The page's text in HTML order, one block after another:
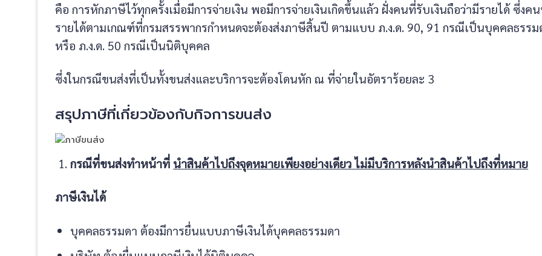
คือ การหักภาษีไว้ทุกครั้งเมื่อมีการจ่ายเงิน พอมีการจ่ายเงินเกิดขึ้นแล้ว ฝั่งคนที่รับเงินถือว่ามีรายได้ ซึ่งค
รายได้ตามเกณฑ์ที่กรมสรรพากรกำหนดจะต้องส่งภาษีสิ้นปี ตามแบบ ภ.ง.ด. 90, 91 กรณีเป็นบุคคลธรรม
หรือ ภ.ง.ด. 50 กรณีเป็นนิติบุคคล
ซึ่งในกรณีขนส่งที่เป็นทั้งขนส่งและบริการจะต้องโดนหัก ณ ที่จ่ายในอัตราร้อยละ 3
สรุปภาษีที่เกี่ยวข้องกับกิจการขนส่ง
กรณีที่ขนส่งทำหน้าที่ นำสินค้าไปถึงจุดหมายเพียงอย่างเดียว ไม่มีบริการหลังนำสินค้าไปถึงที่หมาย
ภาษีเงินได้
บุคคลธรรมดา ต้องมีการยื่นแบบภาษีเงินได้บุคคลธรรมดา